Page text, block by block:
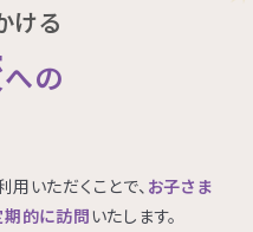
ける
への
いただくことで、 お子さま
期的に訪問いたします。